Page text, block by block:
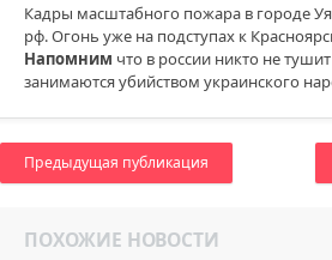
Кадры масштабного пожара в городе
рф. Огонь уже на подступах к
Напомним что в россии никто не
занимаются убийством украинского
Предыдущая публикация
ПОХОЖИЕ НОВОСТИ